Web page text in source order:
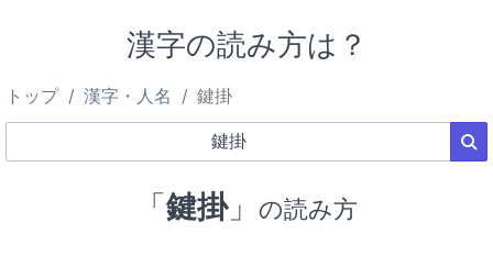
漢字の読み方は？
トップ 漢字・人名 鍵掛
「鍵掛」 の読み方